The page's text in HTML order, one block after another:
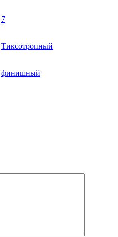
7
Тиксотропный
финишный